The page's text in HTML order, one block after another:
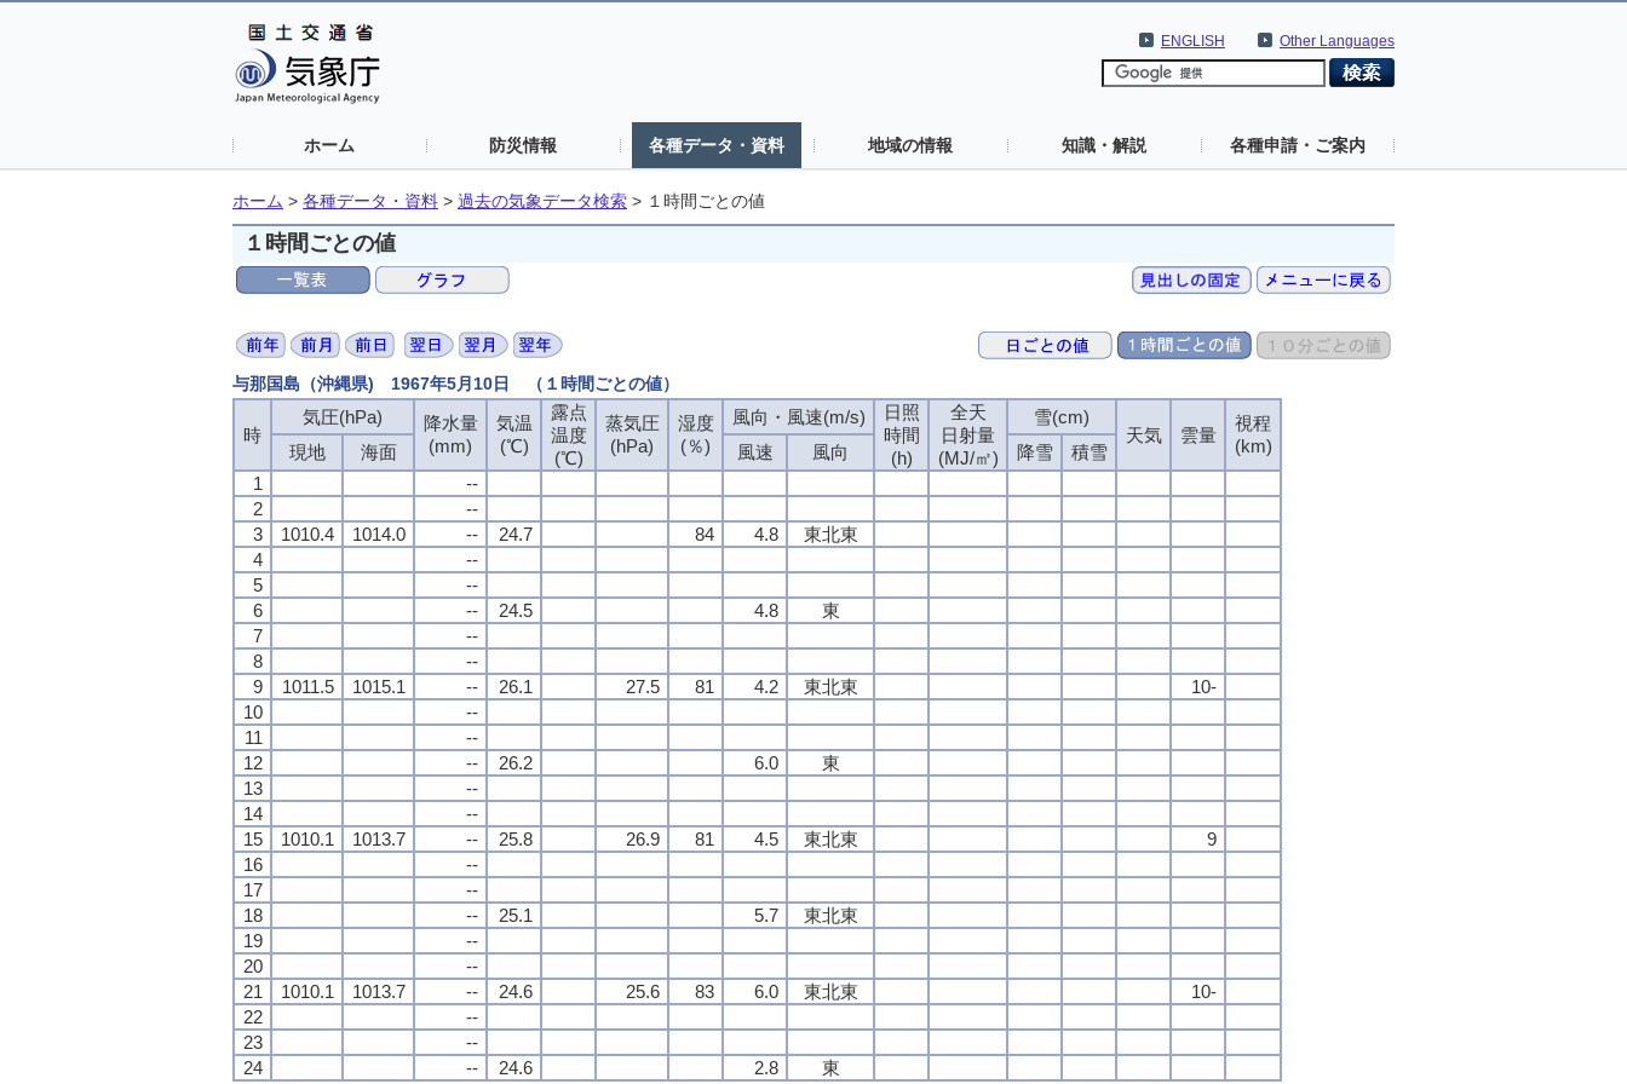
Other Languages
ENGLISH
ホーム 防災情報 各種データ・資料 地域の情報 知識・解説 各種申請・ご案内
ホーム > 各種データ・資料 > 過去の気象データ検索 > １時間ごとの値
１時間ごとの値
与那国島（沖縄県) 1967年5月10日 （１時間ごとの値）
時
気圧(hPa)
降水量
(mm)
気温
(℃)
露点
温度
(℃)
蒸気圧
(hPa)
湿度
(％)
風向・風速(m/s)
日照
時間
(h)
全天
日射量
(MJ/㎡)
雪(cm)
天気
雲量
視程
(km)
現地 海面 風速 風向 降雪
積雪
1
--
2
--
3
1010.4 1014.0 -- 24.7 84 4.8
東北東
4
--
5
--
6
-- 24.5 4.8
東
7
--
8
--
9
1011.5 1015.1 -- 26.1 27.5 81 4.2 東北東
10-
10
--
11
--
12
-- 26.2 6.0
東
13
--
14
--
15
1010.1 1013.7 -- 25.8 26.9 81 4.5 東北東
9
16
--
17
--
18
-- 25.1 5.7
東北東
19
--
20
--
21
1010.1 1013.7 -- 24.6 25.6 83 6.0 東北東
10-
22
--
23
--
24
-- 24.6 2.8 東